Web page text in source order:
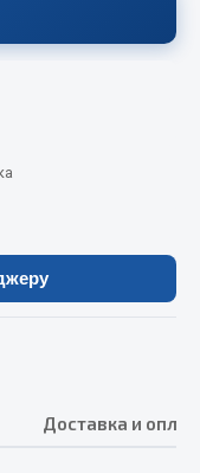
Доставка и